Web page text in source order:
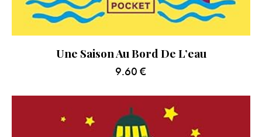
Une Saison Au Bord De L’eau
9.60 €